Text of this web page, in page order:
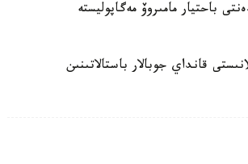
باحتيار مامىروۆ مەگاپوليستە
قانداي جوبالار باستالاتىنىن